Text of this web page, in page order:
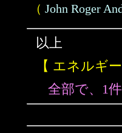
（ John Roger
以上
【 エネルギ
全部で、1件